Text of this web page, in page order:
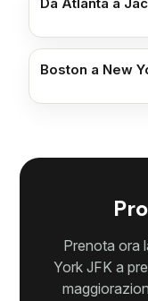
Boston a New
Prenota ora
York JFK a